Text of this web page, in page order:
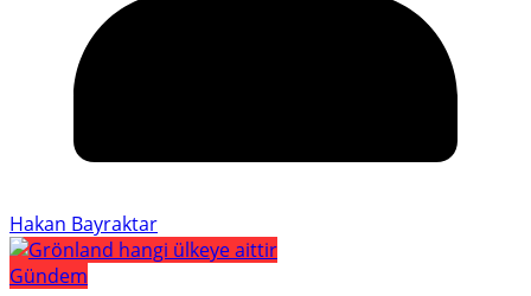
Hakan Bayraktar
Gündem